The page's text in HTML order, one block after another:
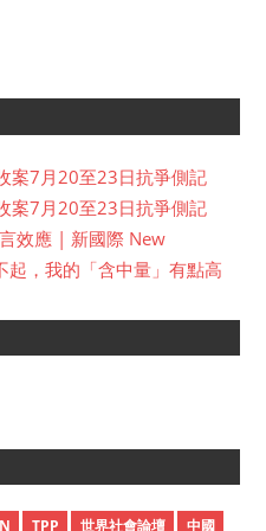
案7月20至23日抗爭側記
案7月20至23日抗爭側記
效應 | 新國際 New
起，我的「含中量」有點高
TPP 世界社會論壇 中國